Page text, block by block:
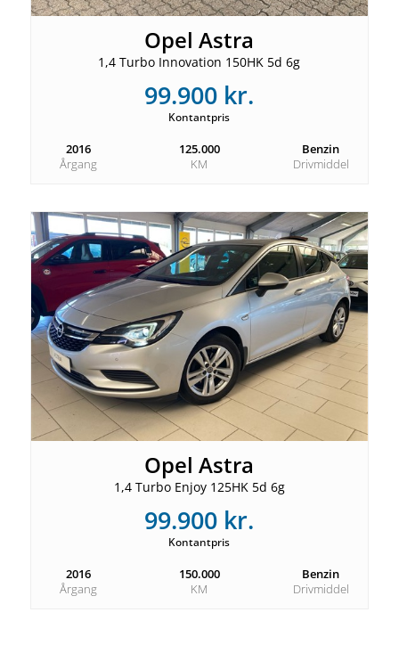
Opel Astra
1,4 Turbo Innovation 150HK 5d 6g
99.900 kr.
Kontantpris
2016
Årgang
125.000
KM
Benzin
Drivmiddel
Opel Astra
1,4 Turbo Enjoy 125HK 5d 6g
99.900 kr.
Kontantpris
2016
Årgang
150.000
KM
Benzin
Drivmiddel